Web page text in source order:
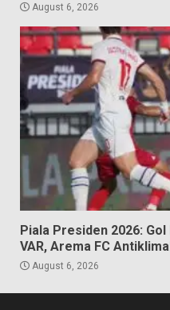
August 6, 2026
Piala Presiden 2026:
VAR, Arema FC
August 6, 2026